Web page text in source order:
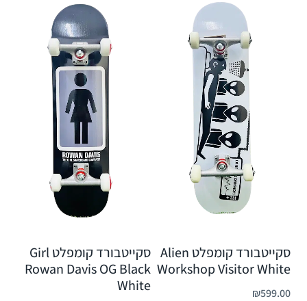
סקייטבורד קומפלט Alien
Workshop Visitor White
₪599.00
סקייטבורד קומפלט Girl
Rowan Davis OG Black
White